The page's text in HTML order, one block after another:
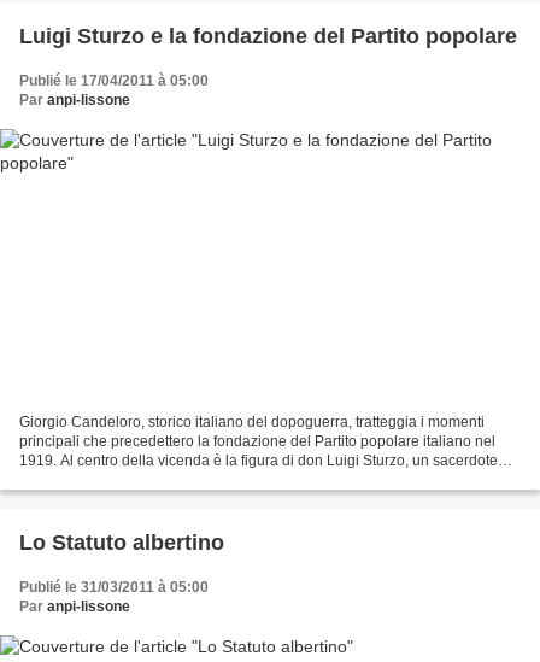
Luigi Sturzo e la fondazione del Partito popolare
Publié le 17/04/2011 à 05:00
Par anpi-lissone
Giorgio Candeloro, storico italiano del dopoguerra, tratteggia i momenti
principali che precedettero la fondazione del Partito popolare italiano nel
1919. Al centro della vicenda è la figura di don Luigi Sturzo, un sacerdote
Lo Statuto albertino
Publié le 31/03/2011 à 05:00
Par anpi-lissone